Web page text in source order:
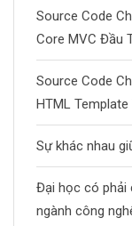
Source Code
Core MVC Đầu
Source Code
HTML
Sự khác nhau
Đại học có phải
ngành công